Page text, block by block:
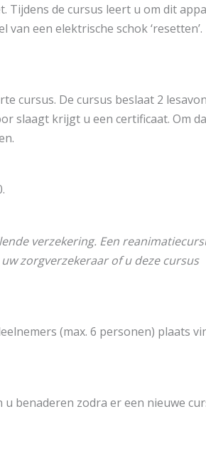
Tijdens de cursus leert u om dit
een elektrische schok ‘resetten’.
cursus. De cursus beslaat 2
slaagt krijgt u een certificaat. Om
verzekering. Een
zorgverzekeraar of u deze cursus
(max. 6 personen) plaats
benaderen zodra er een nieuwe